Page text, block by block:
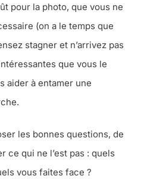
pour la photo, que vous ne
(on a le temps que
stagner et n’arrivez pas
que vous le
aider à entamer une
les bonnes questions, de
ce qui ne l’est pas : quels
vous faites face ?